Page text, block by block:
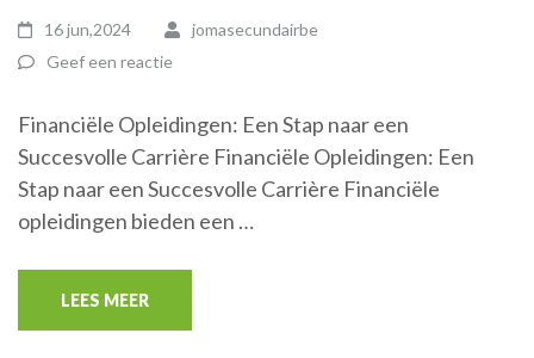
16 jun,2024
jomasecundairbe
Geef een reactie
Financiële Opleidingen: Een Stap naar een
Succesvolle Carrière Financiële Opleidingen: Een
Stap naar een Succesvolle Carrière Financiële
opleidingen bieden een …
LEES MEER